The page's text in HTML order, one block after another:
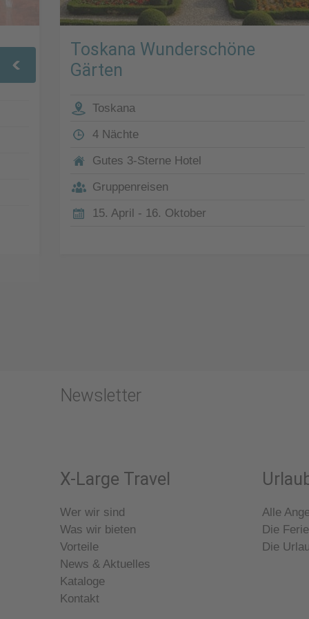
Toskana Wunderschöne
Gärten
Toskana
4 Nächte
Gutes 3-Sterne Hotel
Gruppenreisen
15. April - 16. Oktober
Newsletter
X-Large Travel
Wer wir sind
Was wir bieten
Vorteile
News & Aktuelles
Kataloge
Kontakt
Alle
Die
Die